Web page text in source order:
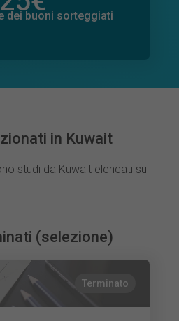
dei buoni sorteggiati
0€
in Kuwait
studi da Kuwait elencati su
(selezione)
Terminato